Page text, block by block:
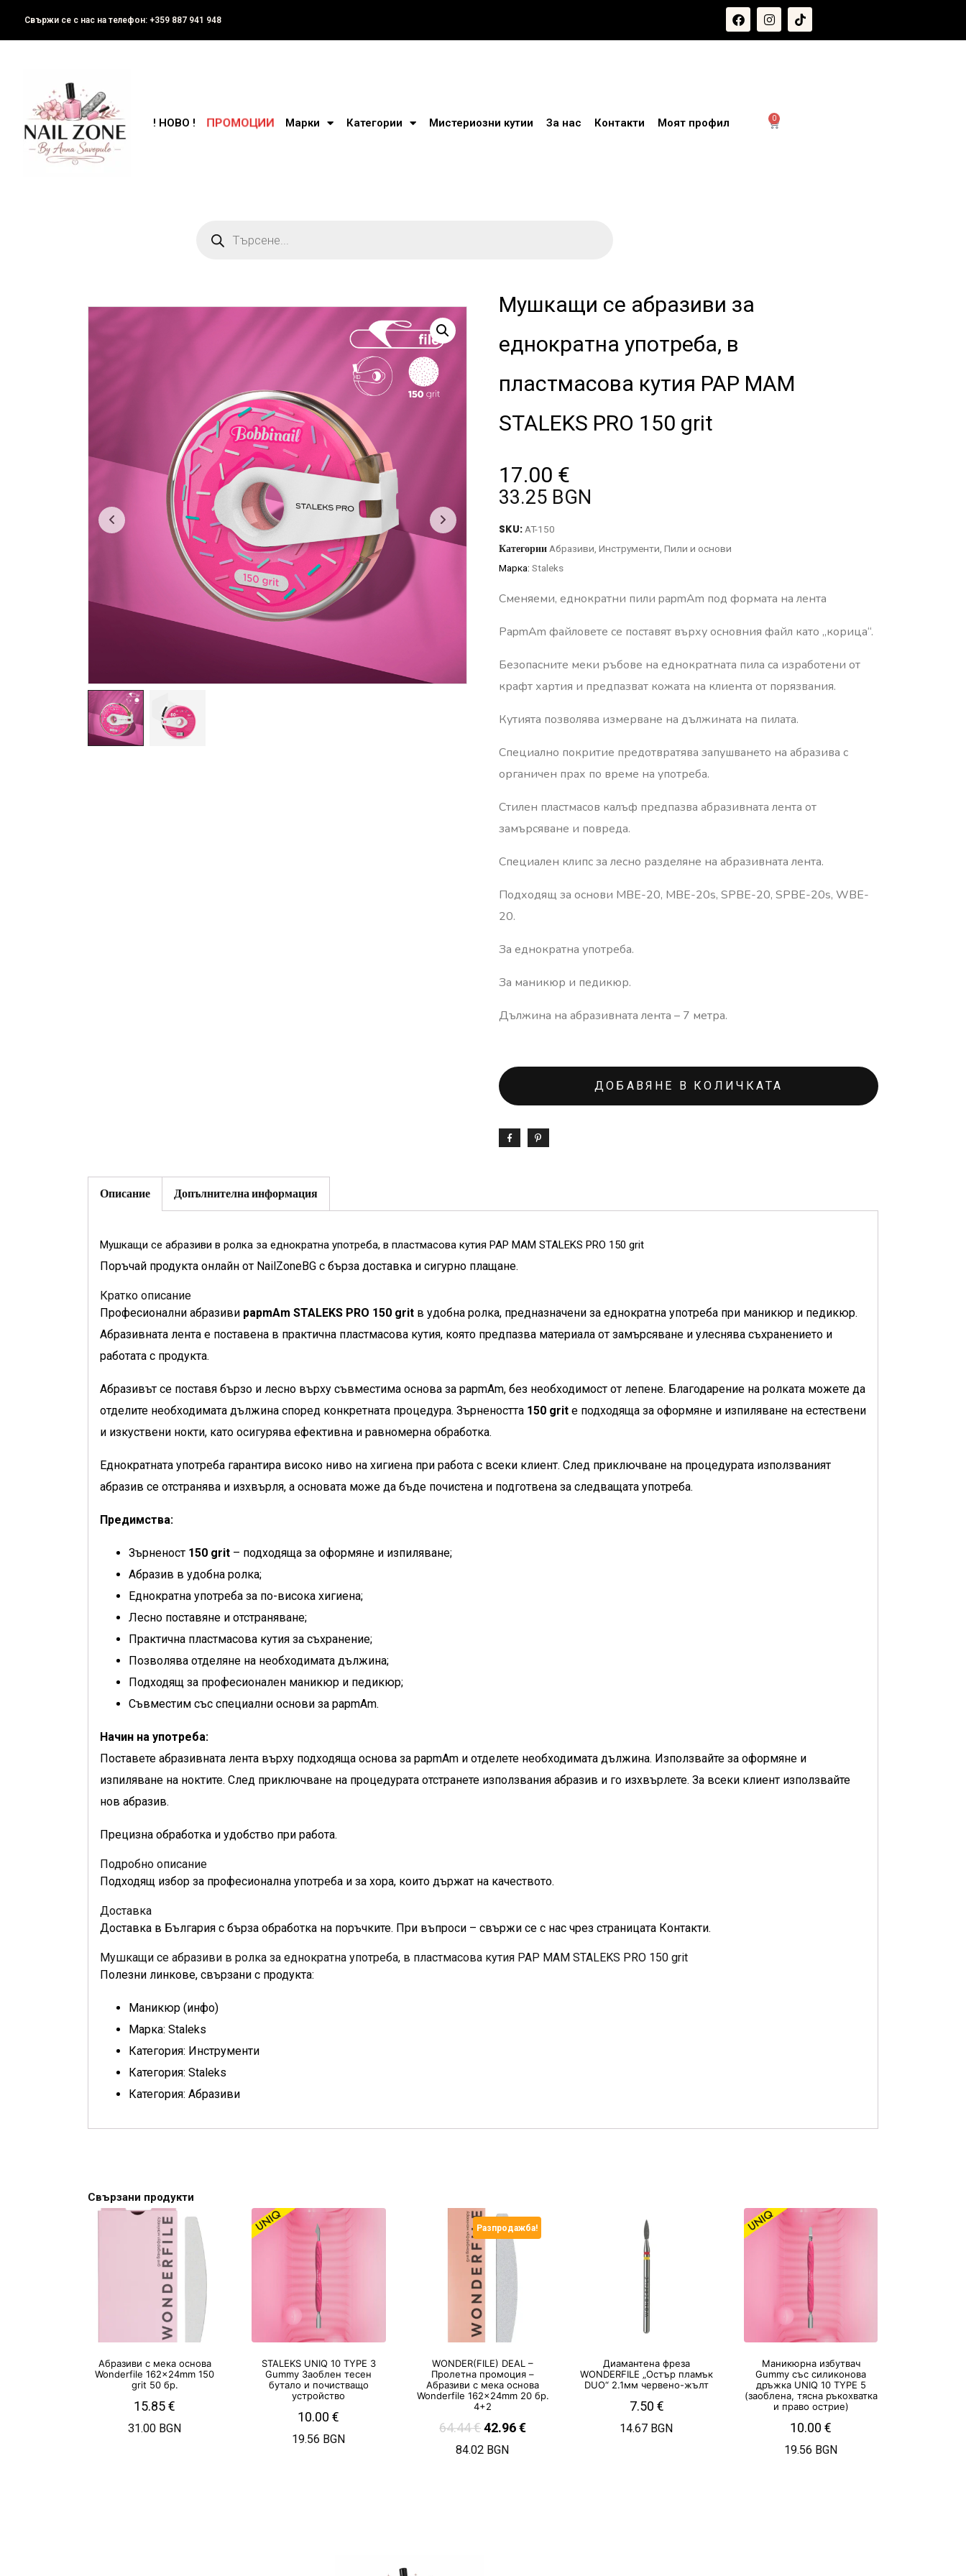
Свържи се с нас на телефон: +359 887 941 948
0
! НОВО ! ПРОМОЦИИ Марки Категории Мистериозни кутии За нас Контакти Моят профил
Мушкащи се абразиви за
еднократна употреба, в
пластмасова кутия PAP MAM
STALEKS PRO 150 grit
17.00 €
33.25 BGN
SKU: AT-150
Категории Абразиви Инструменти Пили и основи
Марка: Staleks
Сменяеми, еднократни пили papmAm под формата на лента
PapmAm файловете се поставят върху основния файл като „корица“.
Безопасните меки ръбове на еднократната пила са изработени от
крафт хартия и предпазват кожата на клиента от порязвания.
Кутията позволява измерване на дължината на пилата.
Специално покритие предотвратява запушването на абразива с
органичен прах по време на употреба.
Стилен пластмасов калъф предпазва абразивната лента от
замърсяване и повреда.
Специален клипс за лесно разделяне на абразивната лента.
Подходящ за основи MBE-20, MBE-20s, SPBE-20, SPBE-20s, WBE-
20.
За еднократна употреба.
За маникюр и педикюр.
Дължина на абразивната лента – 7 метра.
ДОБАВЯНЕ В КОЛИЧКАТА
Описание Допълнителна информация
Мушкащи се абразиви в ролка за еднократна употреба, в пластмасова кутия PAP MAM STALEKS PRO 150 grit
Поръчай продукта онлайн от NailZoneBG с бърза доставка и сигурно плащане.
Кратко описание
Професионални абразиви papmAm STALEKS PRO 150 grit в удобна ролка, предназначени за еднократна употреба при маникюр и педикюр.
Абразивната лента е поставена в практична пластмасова кутия, която предпазва материала от замърсяване и улеснява съхранението и
работата с продукта.
Абразивът се поставя бързо и лесно върху съвместима основа за papmAm, без необходимост от лепене. Благодарение на ролката можете да
отделите необходимата дължина според конкретната процедура. Зърнеността 150 grit е подходяща за оформяне и изпиляване на естествени
и изкуствени нокти, като осигурява ефективна и равномерна обработка.
Еднократната употреба гарантира високо ниво на хигиена при работа с всеки клиент. След приключване на процедурата използваният
абразив се отстранява и изхвърля, а основата може да бъде почистена и подготвена за следващата употреба.
Предимства:
Зърненост 150 grit – подходяща за оформяне и изпиляване;
Абразив в удобна ролка;
Еднократна употреба за по-висока хигиена;
Лесно поставяне и отстраняване;
Практична пластмасова кутия за съхранение;
Позволява отделяне на необходимата дължина;
Подходящ за професионален маникюр и педикюр;
Съвместим със специални основи за papmAm.
Начин на употреба:
Поставете абразивната лента върху подходяща основа за papmAm и отделете необходимата дължина. Използвайте за оформяне и
изпиляване на ноктите. След приключване на процедурата отстранете използвания абразив и го изхвърлете. За всеки клиент използвайте
нов абразив.
Прецизна обработка и удобство при работа.
Подробно описание
Подходящ избор за професионална употреба и за хора, които държат на качеството.
Доставка
Доставка в България с бърза обработка на поръчките. При въпроси – свържи се с нас чрез страницата Контакти.
Мушкащи се абразиви в ролка за еднократна употреба, в пластмасова кутия PAP MAM STALEKS PRO 150 grit
Полезни линкове, свързани с продукта:
Маникюр (инфо)
Марка: Staleks
Категория: Инструменти
Категория: Staleks
Категория: Абразиви
Свързани продукти
Абразиви с мека основа
Wonderfile 162x24mm 150
grit 50 бр.
15.85€
31.00 BGN
STALEKS UNIQ 10 TYPE 3
Gummy Заоблен тесен
бутало и почистващо
устройство
10.00€
19.56 BGN
Разпродажба!
WONDER(FILE) DEAL –
Пролетна промоция –
Абразиви с мека основа
Wonderfile 162x24mm 20 бр.
4+2
64.44€42.96€
84.02 BGN
Диамантена фреза
WONDERFILE „Остър пламък
DUO“ 2.1мм червено-жълт
7.50 €
14.67 BGN
Маникюрна избутвач
Gummy със силиконова
дръжка UNIQ 10 TYPE 5
(заоблена, тясна ръкохватка
и право острие)
10.00€
19.56 BGN